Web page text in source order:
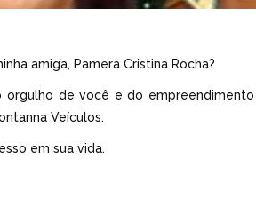
amiga, Pamera Cristina Rocha?
orgulho de você e do empreendimento
Veículos.
em sua vida.